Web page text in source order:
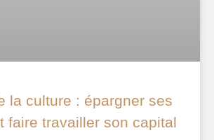
la culture : épargner ses
faire travailler son capital